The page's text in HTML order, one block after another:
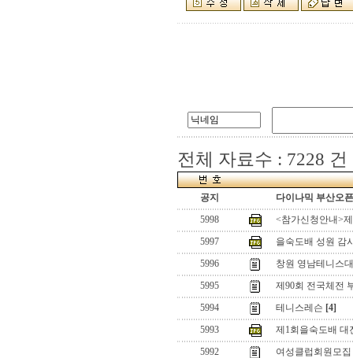
전체 자료수 : 7228 건
공지
다이나믹 부산오
5998
<참가신청안내>
5997
을숙도배 성원 감
5996
창원 영남테니스
5995
제90회 전국체전
5994
테니스레슨 [4]
5993
제1회을숙도배 대
5992
여성클럽회원모집